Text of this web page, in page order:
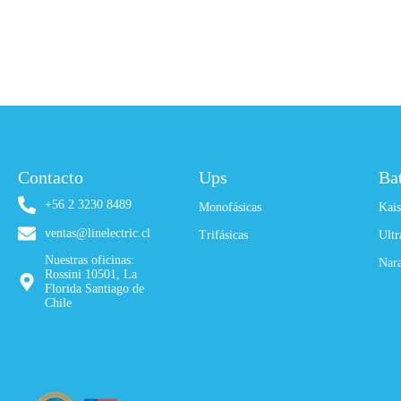
Contacto
+56 2 3230 8489
ventas@linelectric.cl
Nuestras oficinas:
Rossini 10501, La
Florida Santiago de
Chile
Ups
Monofásicas
Trifásicas